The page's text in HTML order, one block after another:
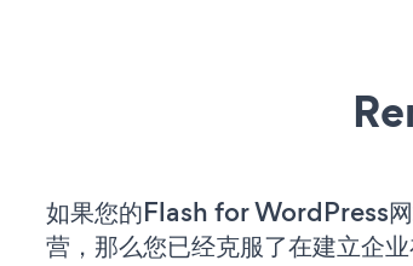
如果您的Flash for WordPress
营，那么您已经克服了在建立企